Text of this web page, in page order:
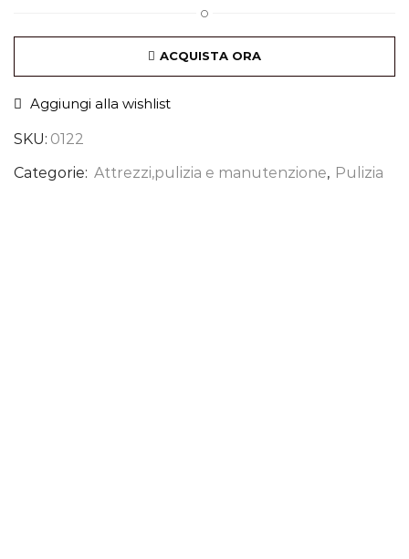
O
ACQUISTA ORA
Aggiungi alla wishlist
SKU: 0122
Categorie: Attrezzi,pulizia e manutenzione, Pulizia